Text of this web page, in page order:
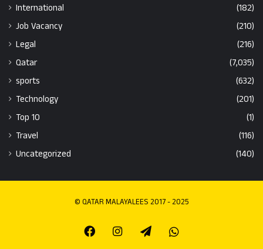
International
(182)
Job Vacancy
(210)
Legal
(216)
Qatar
(7,035)
sports
(632)
Technology
(201)
Top 10
(1)
Travel
(116)
Uncategorized
(140)
© QATAR MALAYALEES 2017 - 2025
FacebookInstagramTelegramWhatsapp